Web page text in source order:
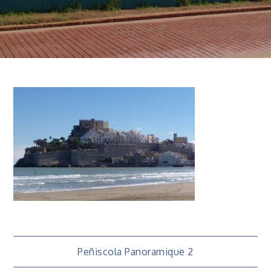
Navigation
Peñiscola Panoramique 2